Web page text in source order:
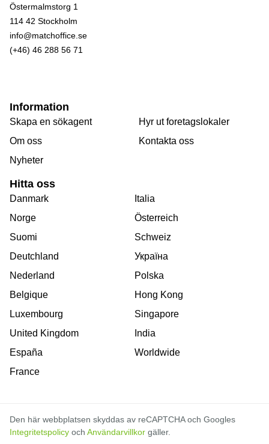
Östermalmstorg 1
114 42 Stockholm
info@matchoffice.se
(+46) 46 288 56 71
Information
Skapa en sökagent
Om oss
Nyheter
Hyr ut foretagslokaler
Kontakta oss
Hitta oss
Danmark
Norge
Suomi
Deutchland
Nederland
Belgique
Luxembourg
United Kingdom
España
France
Italia
Österreich
Schweiz
Україна
Polska
Hong Kong
Singapore
India
Worldwide
Den här webbplatsen skyddas av reCAPTCHA och Googles
Integritetspolicy och Användarvillkor gäller.